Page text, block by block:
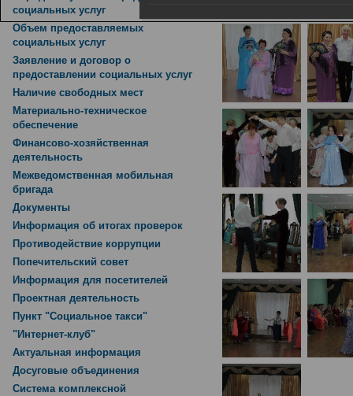
социальных услуг
Объем предоставляемых
социальных услуг
Заявление и договор о
предоставлении социальных услуг
Наличие свободных мест
Материально-техническое
обеспечение
Финансово-хозяйственная
деятельность
Межведомственная мобильная
бригада
Документы
Информация об итогах проверок
Противодействие коррупции
Попечительский совет
Информация для посетителей
Проектная деятельность
Пункт "Социальное такси"
"Интернет-клуб"
Актуальная информация
Досуговые объединения
Система комплексной